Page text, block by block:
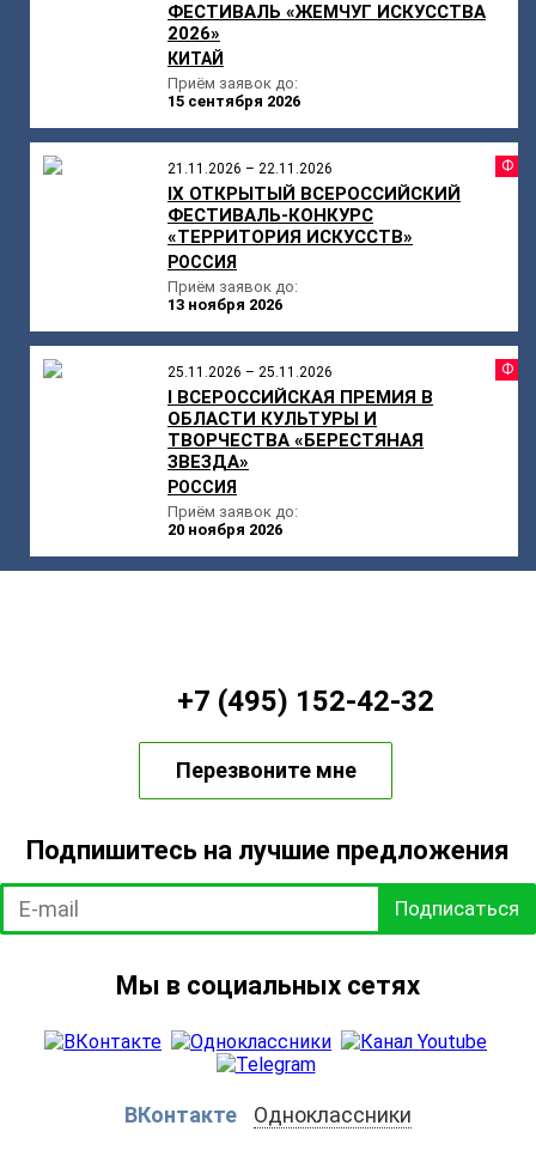
ФЕСТИВАЛЬ «ЖЕМЧУГ ИСКУССТВА
2026»
КИТАЙ
Приём заявок до:
15 сентября 2026
21.11.2026 – 22.11.2026
IX ОТКРЫТЫЙ ВСЕРОССИЙСКИЙ
ФЕСТИВАЛЬ-КОНКУРС
«ТЕРРИТОРИЯ ИСКУССТВ»
РОССИЯ
Приём заявок до:
13 ноября 2026
25.11.2026 – 25.11.2026
I ВСЕРОССИЙСКАЯ ПРЕМИЯ В
ОБЛАСТИ КУЛЬТУРЫ И
ТВОРЧЕСТВА «БЕРЕСТЯНАЯ
ЗВЕЗДА»
РОССИЯ
Приём заявок до:
20 ноября 2026
+7 (495) 152-42-32
Перезвоните мне
Подпишитесь на лучшие предложения
Подписаться
Мы в социальных сетях
ВКонтакте Одноклассники